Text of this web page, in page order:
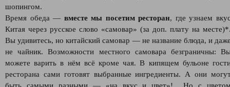
шопингом.
Время обеда — вместе мы посетим ресторан, где узнаем
Китая через русское слово «самовар» (за доп. плату на
Вы удивитесь, но китайский самовар — не название блюда, и
не чайник. Возможности местного самовара безграничны:
можете варить в нём всё кроме чая. В кипящем бульоне
ресторана сами готовят выбранные ингредиенты. А они